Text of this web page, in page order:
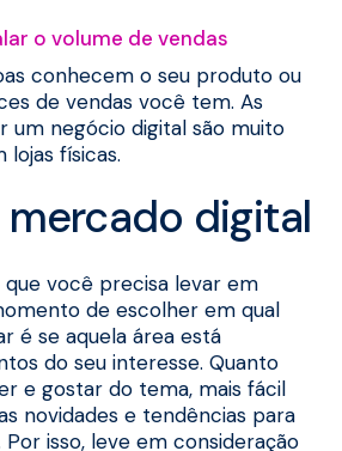
o volume de vendas
conhecem o seu produto ou
de vendas você tem. As
um negócio digital são muito
lojas físicas.
digital
você precisa levar em
de escolher em qual
é se aquela área está
do seu interesse. Quanto
e gostar do tema, mais fácil
novidades e tendências para
isso, leve em consideração